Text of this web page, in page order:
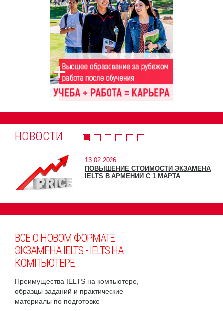
НОВОСТИ
13.02.2026
ПОВЫШЕНИЕ СТОИМОСТИ ЭКЗАМЕНА
IELTS В АРМЕНИИ С 1 МАРТА
ВСЕ О НОВОМ ФОРМАТЕ
ЭКЗАМЕНА IELTS - IELTS НА
КОМПЬЮТЕРЕ
Преимущества IELTS на компьютере,
образцы заданий и практические
материалы по подготовке